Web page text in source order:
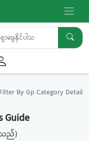
Filter By Gp Category Detail
Guide
သည်)